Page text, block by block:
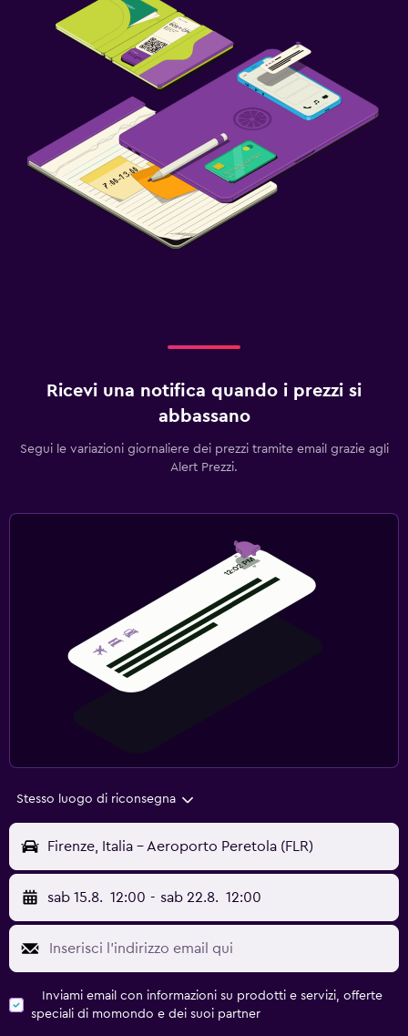
Ricevi una notifica quando i prezzi si
abbassano
Segui le variazioni giornaliere dei prezzi tramite email grazie agli
Alert Prezzi.
Stesso luogo di riconsegna
Firenze, Italia - Aeroporto Peretola (FLR)
sab 15.8. 12:00 - sab 22.8. 12:00
Inviami email con informazioni su prodotti e servizi, offerte
speciali di momondo e dei suoi partner